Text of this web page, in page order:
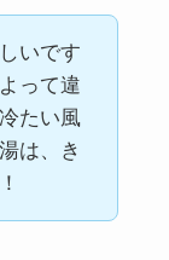
いです
って違
たい風
は、き